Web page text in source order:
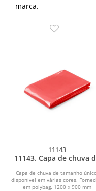
marca.
11143
11143. Capa de chuva
Capa de chuva de tamanho
disponível em várias cores.
em polybag. 1200 x 900 mm